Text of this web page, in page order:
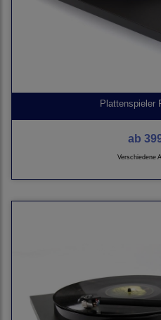
Plattenspieler
ab
Verschiedene